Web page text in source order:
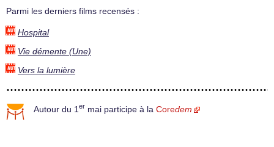
Parmi les derniers films recensés :
Hospital
Vie démente (Une)
Vers la lumière
Autour du 1 er mai participe à la Coredem